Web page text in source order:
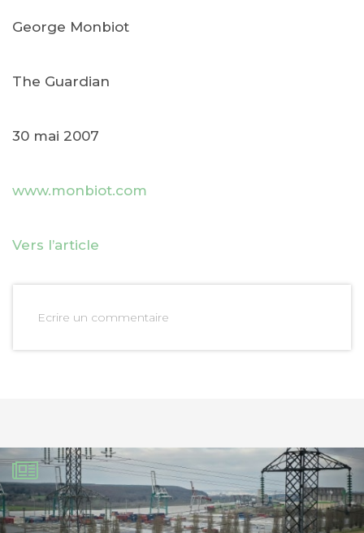
George Monbiot
The Guardian
30 mai 2007
www.monbiot.com
Vers l’article
Ecrire un commentaire